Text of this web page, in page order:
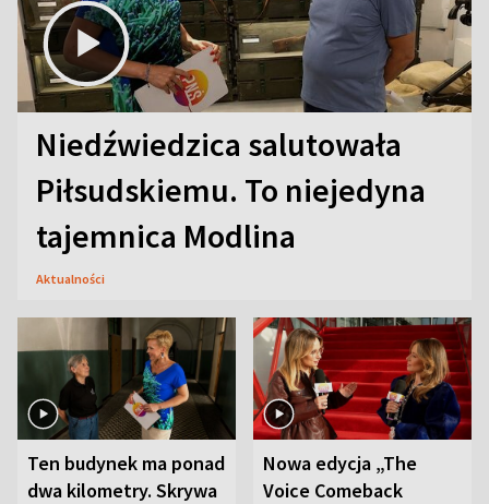
Niedźwiedzica salutowała
Piłsudskiemu. To niejedyna
tajemnica Modlina
Aktualności
Ten budynek ma ponad
dwa kilometry. Skrywa
Nowa edycja „The
Voice Comeback